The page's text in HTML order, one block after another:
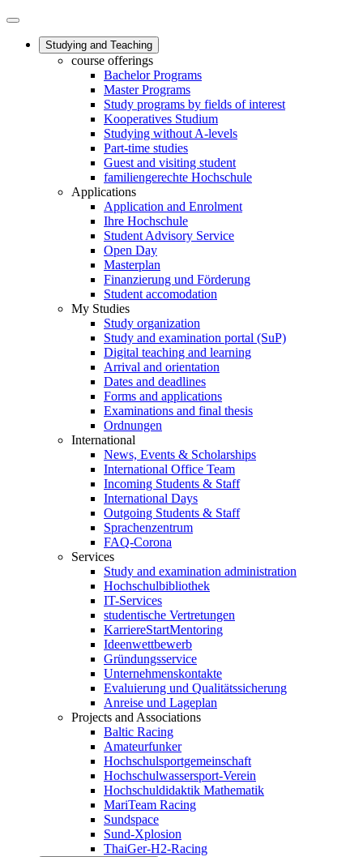
Studying and Teaching
course offerings
Bachelor Programs
Master Programs
Study programs by fields of interest
Kooperatives Studium
Studying without A-levels
Part-time studies
Guest and visiting student
familiengerechte Hochschule
Applications
Application and Enrolment
Ihre Hochschule
Student Advisory Service
Open Day
Masterplan
Finanzierung und Förderung
Student accomodation
My Studies
Study organization
Study and examination portal (SuP)
Digital teaching and learning
Arrival and orientation
Dates and deadlines
Forms and applications
Examinations and final thesis
Ordnungen
International
News, Events & Scholarships
International Office Team
Incoming Students & Staff
International Days
Outgoing Students & Staff
Sprachenzentrum
FAQ-Corona
Services
Study and examination administration
Hochschulbibliothek
IT-Services
studentische Vertretungen
KarriereStartMentoring
Ideenwettbewerb
Gründungsservice
Unternehmenskontakte
Evaluierung und Qualitätssicherung
Anreise und Lageplan
Projects and Associations
Baltic Racing
Amateurfunker
Hochschulsportgemeinschaft
Hochschulwassersport-Verein
Hochschuldidaktik Mathematik
MariTeam Racing
Sundspace
Sund-Xplosion
ThaiGer-H2-Racing